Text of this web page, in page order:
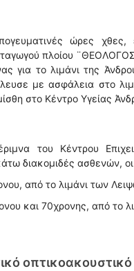
ώρες
πλοίου ¨ΘΕΟΛΟΓΟΣ
για το λιμάνι της
με ασφάλεια στο
στο Κέντρο Υγείας
του Κέντρου
διακομιδές ασθενών,
από το λιμάνι των
και 70χρονης, από το
οπτικοακουστικό